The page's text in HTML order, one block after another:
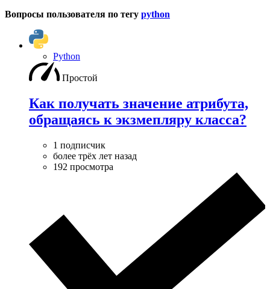
Вопросы пользователя по тегу python
Python
Простой
Как получать значение атрибута,
обращаясь к экзмепляру класса?
1 подписчик
более трёх лет назад
192 просмотра